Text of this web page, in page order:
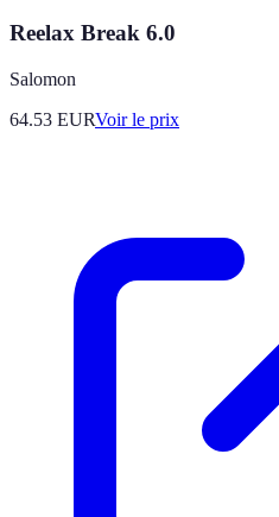
Reelax Break 6.0
Salomon
64.53 EURVoir le prix